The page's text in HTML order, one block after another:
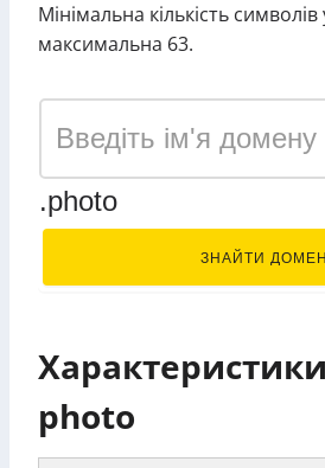
Мінімальна кількість
максимальна 63.
.photo
ЗНАЙТИ ДОМЕН
photo